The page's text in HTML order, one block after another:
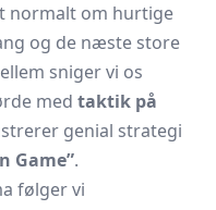
normalt om hurtige
og de næste store
sniger vi os
med taktik på
genial strategi
Game”.
følger vi